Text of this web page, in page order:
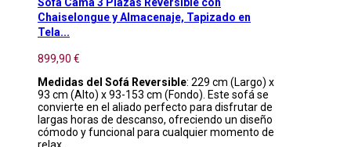
Sofá Cama 3 Plazas Reversible con
Chaiselongue y Almacenaje, Tapizado en
Tela...
899,90 €
Medidas del Sofá Reversible: 229 cm (Largo) x
93 cm (Alto) x 93-153 cm (Fondo). Este sofá se
convierte en el aliado perfecto para disfrutar de
largas horas de descanso, ofreciendo un diseño
cómodo y funcional para cualquier momento de
relax.